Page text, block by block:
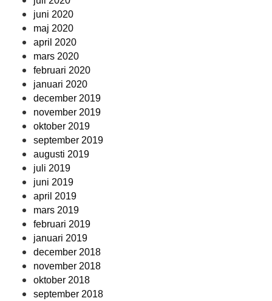
juni 2020
maj 2020
april 2020
mars 2020
februari 2020
januari 2020
december 2019
november 2019
oktober 2019
september 2019
augusti 2019
juli 2019
juni 2019
april 2019
mars 2019
februari 2019
januari 2019
december 2018
november 2018
oktober 2018
september 2018